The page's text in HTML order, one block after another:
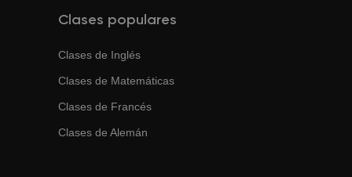
Clases populares
Clases de Inglés
Clases de Matemáticas
Clases de Francés
Clases de Alemán